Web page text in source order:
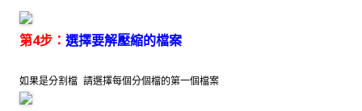
第4步： 選擇要解壓縮的檔案
如果是分割檔 請選擇每個分個檔的第一個檔案